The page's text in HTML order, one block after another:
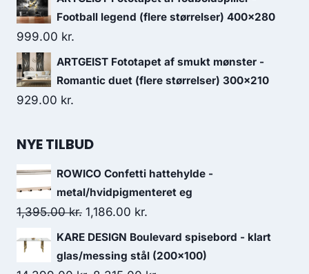
Football legend (flere størrelser) 400x280
999.00 kr.
ARTGEIST Fototapet af smukt mønster -
Romantic duet (flere størrelser) 300x210
929.00 kr.
NYE TILBUD
ROWICO Confetti hattehylde -
metal/hvidpigmenteret eg
1,395.00kr. 1,186.00 kr.
KARE DESIGN Boulevard spisebord - klart
glas/messing stål (200x100)